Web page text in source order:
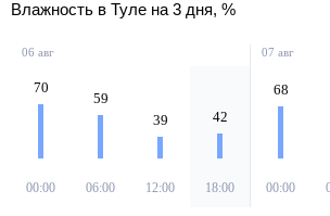
Влажность в Туле на 3 дня, %
06 авг
70
00:00
59
06:00
39
12:00
42
18:00
07 авг
68
00:00